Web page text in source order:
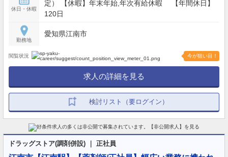
休日・休暇
定） 【休暇】年末年始,年次有給休暇 【年間休日】
120日
勤務地
愛知県江南市
閲覧状況 今が狙い目！
求人の詳細を見る
検討リスト（要ログイン）
ドラッグストア(調剤併設) ｜ 正社員